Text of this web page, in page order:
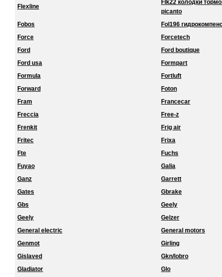
Flexline
Flk22 колодки
picanto
Fobos
Fol196
Force
Forcetech
Ford
Ford boutique
Ford usa
Formpart
Formula
Fortluft
Forward
Foton
Fram
Francecar
Freccia
Free-z
Frenkit
Frig air
Fritec
Frixa
Fte
Fuchs
Fuyao
Galia
Ganz
Garrett
Gates
Gbrake
Gbs
Geely
Geely
Gelzer
General electric
General motors
Genmot
Girling
Gislaved
Gkn/lobro
Gladiator
Glo